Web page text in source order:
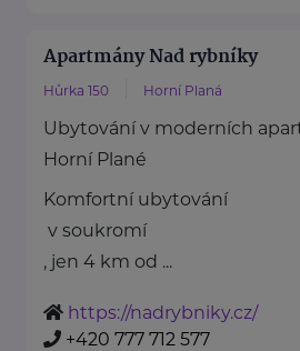
Apartmány Nad rybníky
Hůrka 150 Horní Planá
Ubytování v moderních
Horní Plané
Komfortní ubytování
v soukromí
, jen 4 km od ...
https://nadrybniky.cz/
+420 777 712 577